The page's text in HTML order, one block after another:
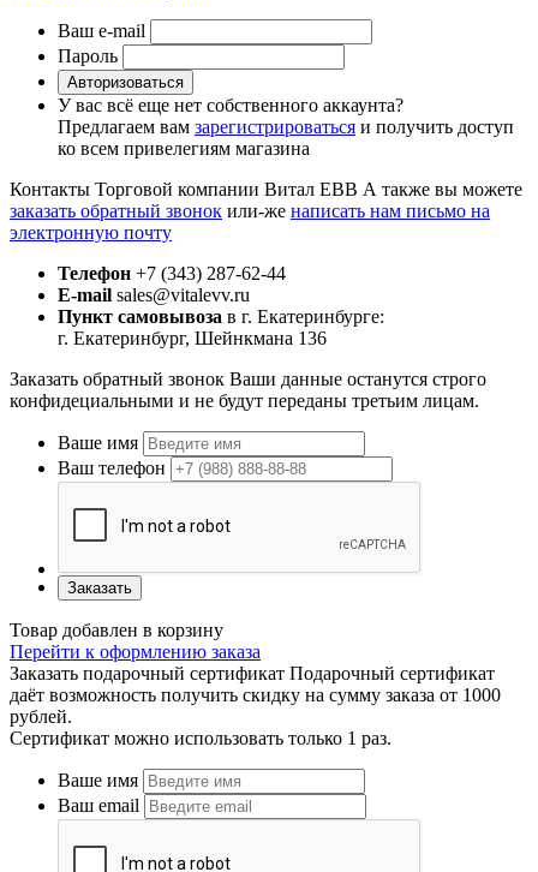
Ваш e-mail
Пароль
Авторизоваться
У вас всё еще нет собственного аккаунта?
Предлагаем вам зарегистрироваться и получить доступ
ко всем привелегиям магазина
Контакты Торговой компании Витал ЕВВ А также вы можете
заказать обратный звонок или-же написать нам письмо на
электронную почту
Телефон +7 (343) 287-62-44
E-mail sales@vitalevv.ru
Пункт самовывоза в г. Екатеринбурге:
г. Екатеринбург, Шейнкмана 136
Заказать обратный звонок Ваши данные останутся строго
конфидециальными и не будут переданы третьим лицам.
Ваше имя
Ваш телефон
Заказать
Товар добавлен в корзину
Перейти к оформлению заказа
Заказать подарочный сертификат Подарочный сертификат
даёт возможность получить скидку на сумму заказа от 1000
рублей.
Сертификат можно использовать только 1 раз.
Ваше имя
Ваш email